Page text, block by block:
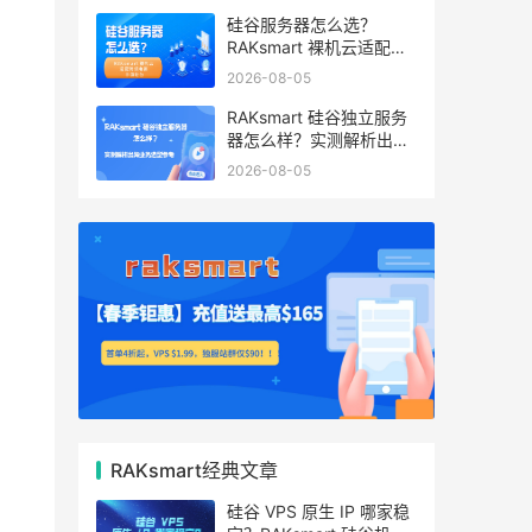
硅谷服务器怎么选？
RAKsmart 裸机云适配跨
境电商 手游后台
2026-08-05
RAKsmart 硅谷独立服务
器怎么样？实测解析出海
业务选型参考
2026-08-05
RAKsmart经典文章
硅谷 VPS 原生 IP 哪家稳